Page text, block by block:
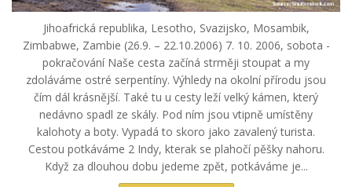
Jihoafrická republika, Lesotho, Svazijsko, Mosambik,
Zimbabwe, Zambie (26.9. – 22.10.2006) 7. 10. 2006, sobota -
pokračování Naše cesta začíná strměji stoupat a my
zdoláváme ostré serpentíny. Výhledy na okolní přírodu jsou
čím dál krásnější. Také tu u cesty leží velký kámen, který
nedávno spadl ze skály. Pod ním jsou vtipně umístěny
kalohoty a boty. Vypadá to skoro jako zavalený turista.
Cestou potkáváme 2 Indy, kterak se plahočí pěšky nahoru.
Když za dlouhou dobu jedeme zpět, potkáváme je...